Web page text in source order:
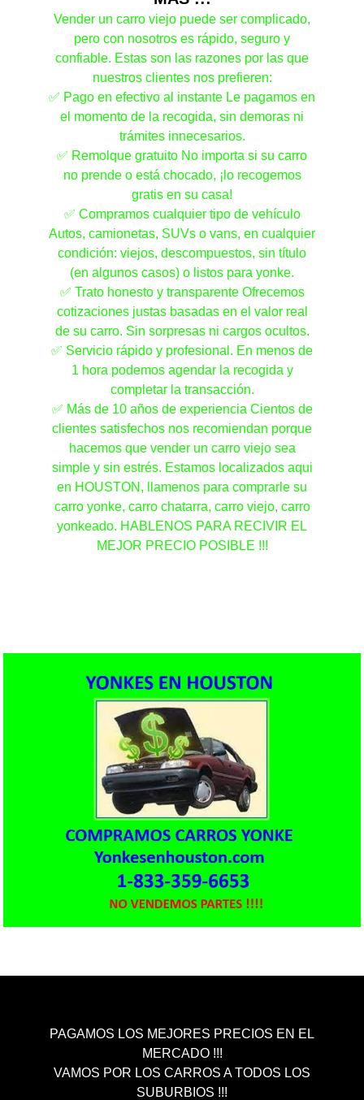
Vender un carro viejo puede ser complicado,
pero con nosotros es rápido, seguro y
confiable. Estas son las razones por las que
nuestros clientes nos prefieren:
✅ Pago en efectivo al instante Le pagamos en
el momento de la recogida, sin demoras ni
trámites innecesarios.
✅ Remolque gratuito No importa si su carro
no prende o está chocado, ¡lo recogemos
gratis en su casa!
✅ Compramos cualquier tipo de vehículo
Autos, camionetas, SUVs o vans, en cualquier
condición: viejos, descompuestos, sin título
(en algunos casos) o listos para yonke.
✅ Trato honesto y transparente Ofrecemos
cotizaciones justas basadas en el valor real
de su carro. Sin sorpresas ni cargos ocultos.
✅ Servicio rápido y profesional. En menos de
1 hora podemos agendar la recogida y
completar la transacción.
✅ Más de 10 años de experiencia Cientos de
clientes satisfechos nos recomiendan porque
hacemos que vender un carro viejo sea
simple y sin estrés. Estamos localizados aqui
en HOUSTON, llamenos para comprarle su
carro yonke, carro chatarra, carro viejo, carro
yonkeado. HABLENOS PARA RECIVIR EL
MEJOR PRECIO POSIBLE !!!
PAGAMOS LOS MEJORES PRECIOS EN EL
MERCADO !!!
VAMOS POR LOS CARROS A TODOS LOS
SUBURBIOS !!!